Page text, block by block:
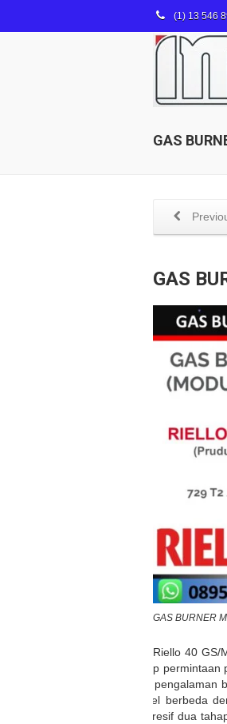
(1) 13 546
GAS
GAS
GAS BURNER
Seri Riello 40
setiap
atas
model berbeda
progresif dua